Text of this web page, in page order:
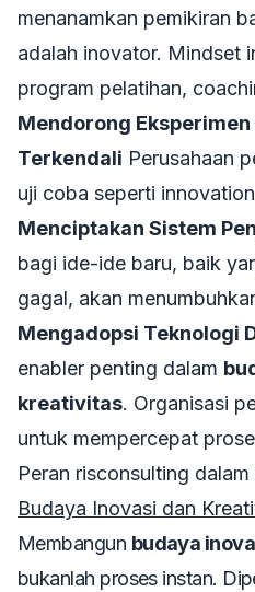
menanamkan pemikiran
adalah inovator. Mindset
program pelatihan,
Mendorong
Terkendali Perusahaan
uji coba seperti
Menciptakan Sistem
bagi ide-ide baru, baik
gagal, akan
Mengadopsi Teknologi
enabler penting dalam
kreativitas. Organisasi
untuk mempercepat
Peran risconsulting
Budaya Inovasi dan
Membangun budaya
bukanlah proses instan.